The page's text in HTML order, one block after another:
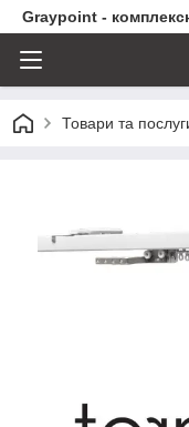
Graypoint -
Товари та